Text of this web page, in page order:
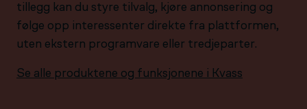
tillegg kan du styre tilvalg, kjøre annonsering og
følge opp interessenter direkte fra plattformen,
uten ekstern programvare eller tredjeparter.
Se alle produktene og funksjonene i Kvass